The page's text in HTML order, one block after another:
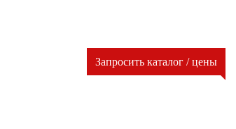
Запросить каталог / цены